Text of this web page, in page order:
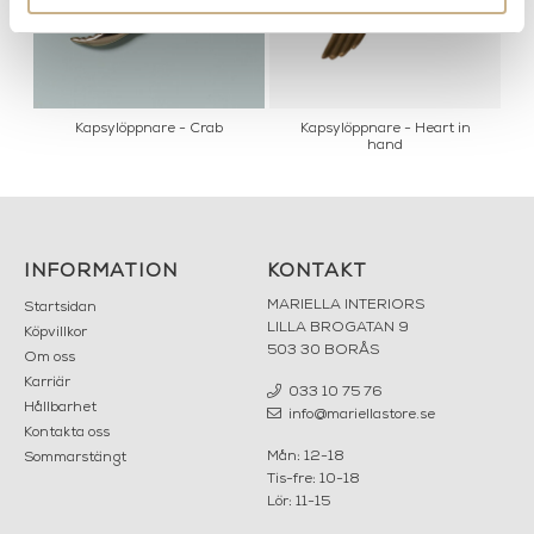
Kapsylöppnare - Crab
Kapsylöppnare - Heart in
hand
INFORMATION
Startsidan
Köpvillkor
Om oss
Karriär
Hållbarhet
Kontakta oss
Sommarstängt
KONTAKT
MARIELLA INTERIORS
LILLA BROGATAN 9
503 30 BORÅS
033 10 75 76
info@mariellastore.se
Mån: 12-18
Tis-fre: 10-18
Lör: 11-15